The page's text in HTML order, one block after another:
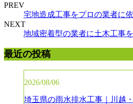
PREV
宅地造成工事をプロの業者に
NEXT
地域密着型の業者に土木工事
最近の投稿
2026/08/06
埼玉県の雨水排水工事｜川越